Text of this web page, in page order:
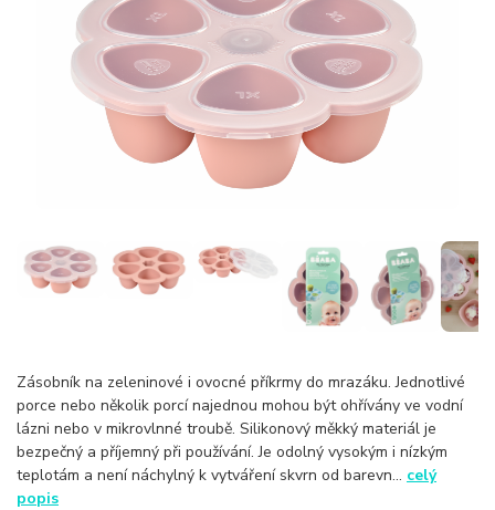
Zásobník na zeleninové i ovocné příkrmy do mrazáku. Jednotlivé
porce nebo několik porcí najednou mohou být ohřívány ve vodní
lázni nebo v mikrovlnné troubě. Silikonový měkký materiál je
bezpečný a příjemný při používání. Je odolný vysokým i nízkým
teplotám a není náchylný k vytváření skvrn od barevn... celý
popis